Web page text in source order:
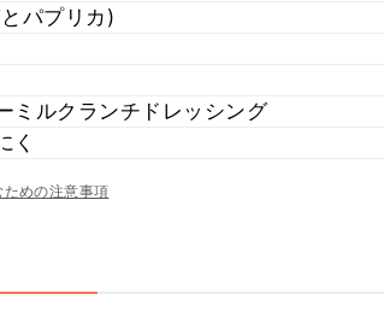
パプリカ)
ミルクランチドレッシング
く
めの注意事項